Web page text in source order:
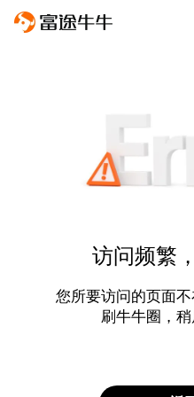
访问频繁
您所要访问的页面
刷牛牛圈，